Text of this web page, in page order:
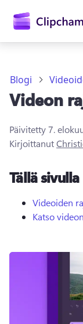
Kokeile
Blogi
Videon
Päivitetty7.
Kirjoittanut
Tällä sivulla
Videoiden
Katso